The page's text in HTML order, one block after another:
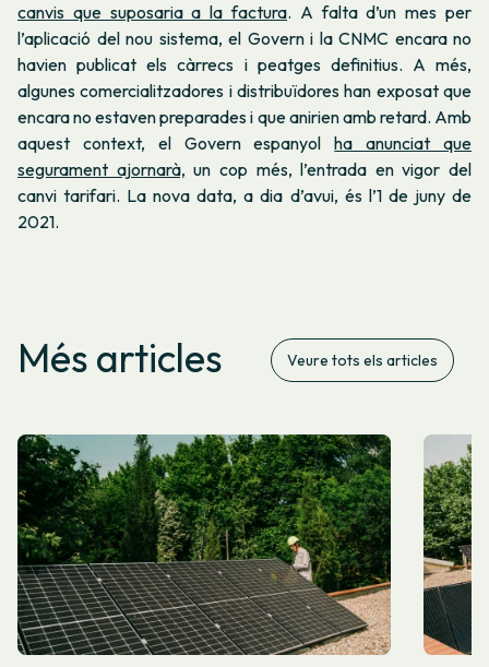
canvis que suposaria a la factura. A falta d’un mes per
l’aplicació del nou sistema, el Govern i la CNMC encara no
havien publicat els càrrecs i peatges definitius. A més,
algunes comercialitzadores i distribuïdores han exposat que
encara no estaven preparades i que anirien amb retard. Amb
aquest context, el Govern espanyolha anunciat que
segurament ajornarà, un cop més, l’entrada en vigor del
canvi tarifari. La nova data, a dia d’avui, és l’1 de juny de
2021.
Més articles Veure tots els articles